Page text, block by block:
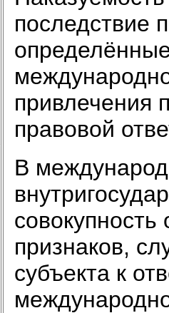
последствие
привлечения
правовой
В
признаков,
субъекта к